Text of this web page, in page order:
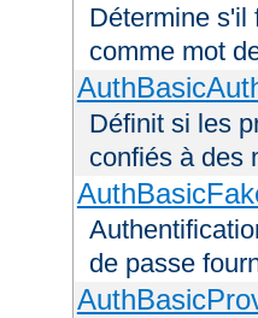
Détermine s'il
comme mot
Définit si les
confiés à des
de passe